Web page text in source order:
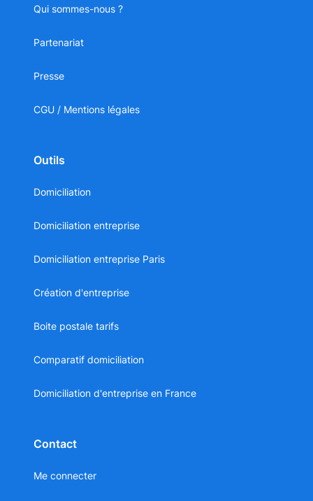
Qui sommes-nous ?
Partenariat
Presse
CGU / Mentions légales
Outils
Domiciliation
Domiciliation entreprise
Domiciliation entreprise Paris
Création d'entreprise
Boite postale tarifs
Comparatif domiciliation
Domiciliation d'entreprise en France
Contact
Me connecter